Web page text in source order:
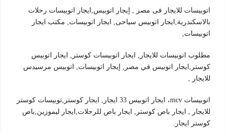
اتوبيسات للايجار فى مصر , إيجار اتوبيس,ايجار اتوبيسات رحلات
بالاسكندرية,ايجار اتوبيس سياحى, ايجار اتوبيسات, مكتب ايجار
اتوبيسات,
مطلوب اتوبيسات للايجار, ايجار اتوبيسات كوستر, ايجار اتوبيس
كوستر,ايجار اتوبيس في مصر, إيجار اتوبيسات, اتوبيس مرسيدس
للايجار ,
اتوبيسات mcv، ايجار اتوبيس 33 ايجار, ايجار كوستر,توبيسات كوستر
للايجار , ايجار باص كوستر, ايجار باص للرحلات,ايجار ليموزين,باص
كوستر ايجار.